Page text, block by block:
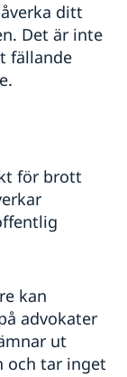
ditt
Det är inte
fällande
för brott
kan
advokater
ut
och tar inget